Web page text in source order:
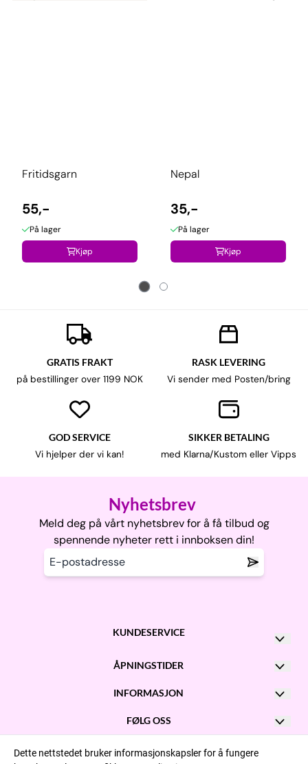
Fritidsgarn
55,-
På lager
Kjøp
Nepal
35,-
På lager
Kjøp
GRATIS FRAKT
på bestillinger over 1199 NOK
RASK LEVERING
Vi sender med Posten/bring
GOD SERVICE
Vi hjelper der vi kan!
SIKKER BETALING
med Klarna/Kustom eller Vipps
Nyhetsbrev
Meld deg på vårt nyhetsbrev for å få tilbud og
spennende nyheter rett i innboksen din!
KUNDESERVICE
Kontakt oss
Post@garnhexene.no
Adresse:
Storgata 23, 3181 Horten
ÅPNINGSTIDER
Man - Fre: kl 10 - 16
Onsdag: kl 10 - 20
Lørdag: kl 10 - 15
INFORMASJON
Om oss
FAQ || Ofte stilte spørsmål
FØLG OSS
Dette nettstedet bruker informasjonskapsler for å fungere